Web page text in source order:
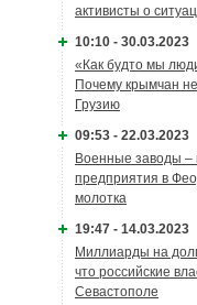
активисты о
10:10 - 30.03.2023
«Как будто мы
Почему крымчан
Грузию
09:53 - 22.03.2023
Военные заводы –
предприятия в
молотка
19:47 - 14.03.2023
Миллиарды на
что российские
Севастополе